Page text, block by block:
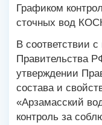
Графиком
сточных вод
В соответствии
Правительства
утверждении
состава и
«Арзамасский
контроль за